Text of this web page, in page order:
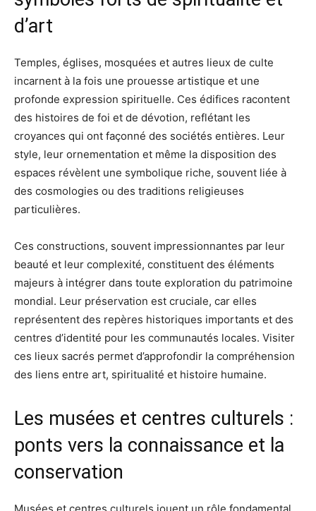
d’art
Temples, églises, mosquées et autres lieux de culte
incarnent à la fois une prouesse artistique et une
profonde expression spirituelle. Ces édifices racontent
des histoires de foi et de dévotion, reflétant les
croyances qui ont façonné des sociétés entières. Leur
style, leur ornementation et même la disposition des
espaces révèlent une symbolique riche, souvent liée à
des cosmologies ou des traditions religieuses
particulières.
Ces constructions, souvent impressionnantes par leur
beauté et leur complexité, constituent des éléments
majeurs à intégrer dans toute exploration du patrimoine
mondial. Leur préservation est cruciale, car elles
représentent des repères historiques importants et des
centres d’identité pour les communautés locales. Visiter
ces lieux sacrés permet d’approfondir la compréhension
des liens entre art, spiritualité et histoire humaine.
Les musées et centres culturels :
ponts vers la connaissance et la
conservation